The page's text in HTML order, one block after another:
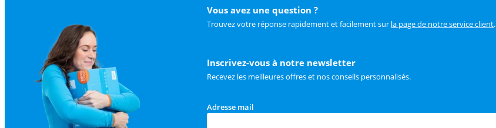
Vous avez une question ?
Trouvez votre réponse rapidement et facilement sur la page de notre service client.
Inscrivez-vous à notre newsletter
Recevez les meilleures offres et nos conseils personnalisés.
Adresse mail